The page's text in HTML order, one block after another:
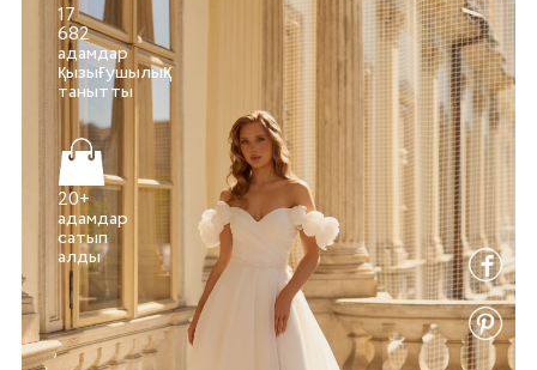
17
682
адамдар
қызығушылық
20+
адамдар
сатып
алды